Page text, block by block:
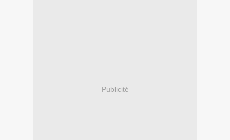
Publicité